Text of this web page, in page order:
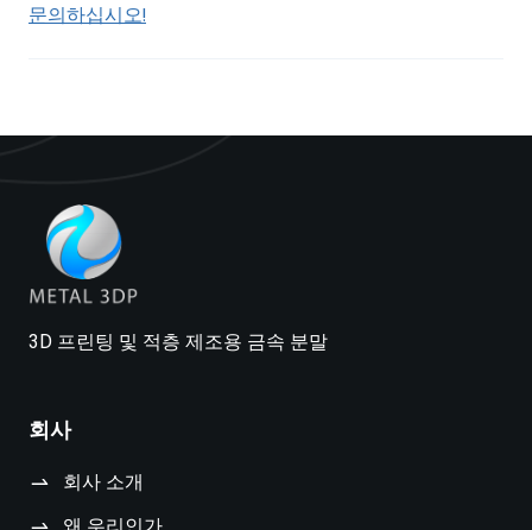
문의하십시오!
3D 프린팅 및 적층 제조용 금속 분말
회사
회사 소개